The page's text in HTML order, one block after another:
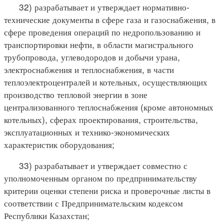
32) разрабатывает и утверждает нормативно-
технические документы в сфере газа и газоснабжения, в
сфере проведения операций по недропользованию и
транспортировки нефти, в области магистрального
трубопровода, углеводородов и добычи урана,
электроснабжения и теплоснабжения, в части
теплоэлектроцентралей и котельных, осуществляющих
производство тепловой энергии в зоне
централизованного теплоснабжения (кроме автономных
котельных), сферах проектирования, строительства,
эксплуатационных и технико-экономических
характеристик оборудования;
33) разрабатывает и утверждает совместно с
уполномоченным органом по предпринимательству
критерии оценки степени риска и проверочные листы в
соответствии с Предпринимательским кодексом
Республики Казахстан;